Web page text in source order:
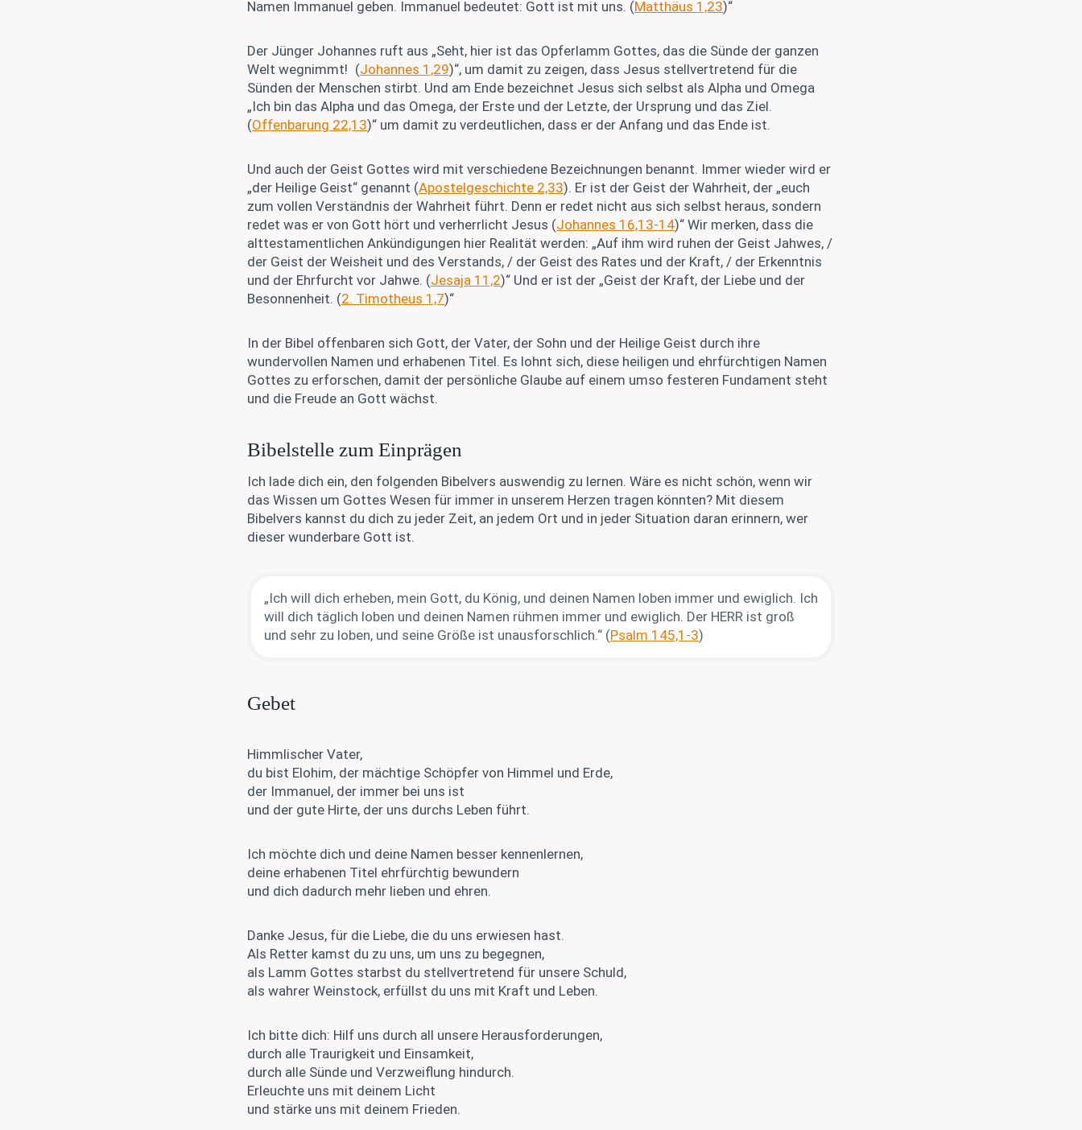
Namen Immanuel geben. Immanuel bedeutet: Gott ist mit uns. (Matthäus 1,23)“
Der Jünger Johannes ruft aus „Seht, hier ist das Opferlamm Gottes, das die Sünde der ganzen
Welt wegnimmt! (Johannes 1,29)“, um damit zu zeigen, dass Jesus stellvertretend für die
Sünden der Menschen stirbt. Und am Ende bezeichnet Jesus sich selbst als Alpha und Omega
„Ich bin das Alpha und das Omega, der Erste und der Letzte, der Ursprung und das Ziel.
(Offenbarung 22,13)“ um damit zu verdeutlichen, dass er der Anfang und das Ende ist.
Und auch der Geist Gottes wird mit verschiedene Bezeichnungen benannt. Immer wieder wird er
„der Heilige Geist“ genannt (Apostelgeschichte 2,33). Er ist der Geist der Wahrheit, der „euch
zum vollen Verständnis der Wahrheit führt. Denn er redet nicht aus sich selbst heraus, sondern
redet was er von Gott hört und verherrlicht Jesus (Johannes 16,13-14)“ Wir merken, dass die
alttestamentlichen Ankündigungen hier Realität werden: „Auf ihm wird ruhen der Geist Jahwes, /
der Geist der Weisheit und des Verstands, / der Geist des Rates und der Kraft, / der Erkenntnis
und der Ehrfurcht vor Jahwe. (Jesaja 11,2)“ Und er ist der „Geist der Kraft, der Liebe und der
Besonnenheit. (2. Timotheus 1,7)“
In der Bibel offenbaren sich Gott, der Vater, der Sohn und der Heilige Geist durch ihre
wundervollen Namen und erhabenen Titel. Es lohnt sich, diese heiligen und ehrfürchtigen Namen
Gottes zu erforschen, damit der persönliche Glaube auf einem umso festeren Fundament steht
und die Freude an Gott wächst.
Bibelstelle zum Einprägen
Ich lade dich ein, den folgenden Bibelvers auswendig zu lernen. Wäre es nicht schön, wenn wir
das Wissen um Gottes Wesen für immer in unserem Herzen tragen könnten? Mit diesem
Bibelvers kannst du dich zu jeder Zeit, an jedem Ort und in jeder Situation daran erinnern, wer
dieser wunderbare Gott ist.
„Ich will dich erheben, mein Gott, du König, und deinen Namen loben immer und ewiglich. Ich
will dich täglich loben und deinen Namen rühmen immer und ewiglich. Der HERR ist groß
und sehr zu loben, und seine Größe ist unausforschlich.“ (Psalm 145,1-3)
Gebet
Himmlischer Vater,
du bist Elohim, der mächtige Schöpfer von Himmel und Erde,
der Immanuel, der immer bei uns ist
und der gute Hirte, der uns durchs Leben führt.
Ich möchte dich und deine Namen besser kennenlernen,
deine erhabenen Titel ehrfürchtig bewundern
und dich dadurch mehr lieben und ehren.
Danke Jesus, für die Liebe, die du uns erwiesen hast.
Als Retter kamst du zu uns, um uns zu begegnen,
als Lamm Gottes starbst du stellvertretend für unsere Schuld,
als wahrer Weinstock, erfüllst du uns mit Kraft und Leben.
Ich bitte dich: Hilf uns durch all unsere Herausforderungen,
durch alle Traurigkeit und Einsamkeit,
durch alle Sünde und Verzweiflung hindurch.
Erleuchte uns mit deinem Licht
und stärke uns mit deinem Frieden.